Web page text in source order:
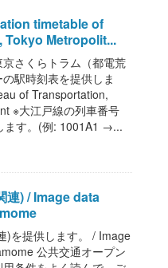
timetable of
Metropolit...
さくらトラム（都電荒
駅時刻表を提供しま
of Transportation,
※大江戸線の列車番号
ます。(例: 1001A1 →...
連) / Image data
)を提供します。 / Image
公共交通オープン